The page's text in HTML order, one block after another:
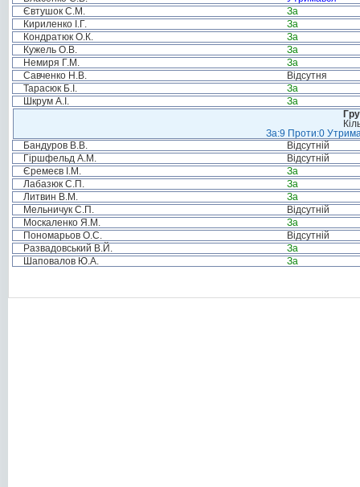
Євтушок С.М.
За
Кириленко І.Г.
За
Кондратюк О.К.
За
Кужель О.В.
За
Немиря Г.М.
За
Савченко Н.В.
Відсутня
Тарасюк Б.І.
За
Шкрум А.І.
За
За:9 Проти:0
Бандуров В.В.
Відсутній
Гіршфельд А.М.
Відсутній
Єремеєв І.М.
За
Лабазюк С.П.
За
Литвин В.М.
За
Мельничук С.П.
Відсутній
Москаленко Я.М.
За
Пономарьов О.С.
Відсутній
Развадовський В.Й.
За
Шаповалов Ю.А.
За